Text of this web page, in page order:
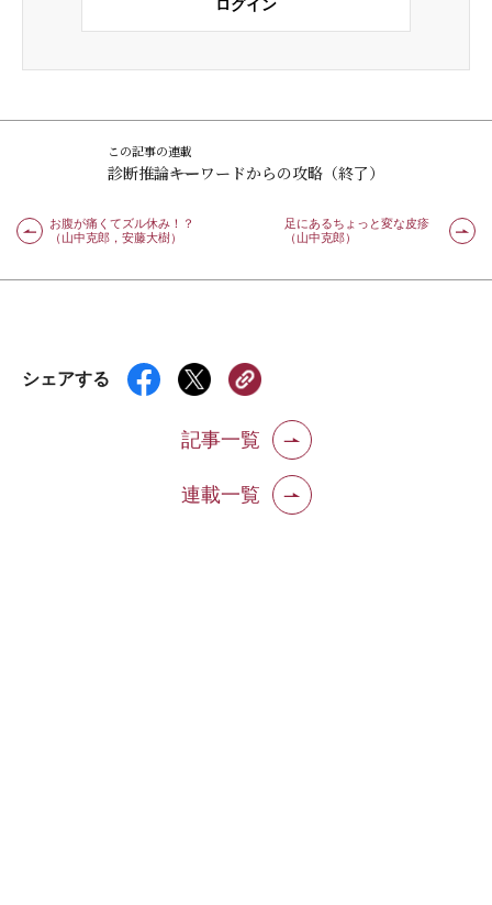
ログイン
この記事の連載
診断推論――キーワードからの攻略（終了）
お腹が痛くてズル休み！？
（山中克郎，安藤大樹）
足にあるちょっと変な皮疹
（山中克郎）
シェアする
記事一覧
連載一覧